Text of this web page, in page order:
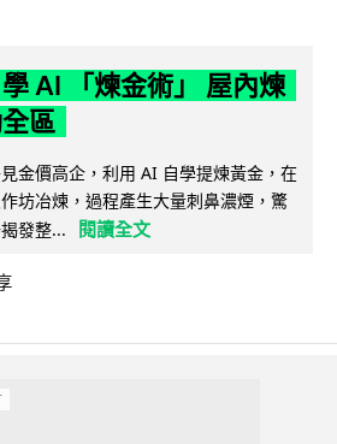
AI 「煉金術」 屋內煉
區
金價高企，利用 AI 自學提煉黃金，在
坊冶煉，過程產生大量刺鼻濃煙，驚
發整...
閱讀全文